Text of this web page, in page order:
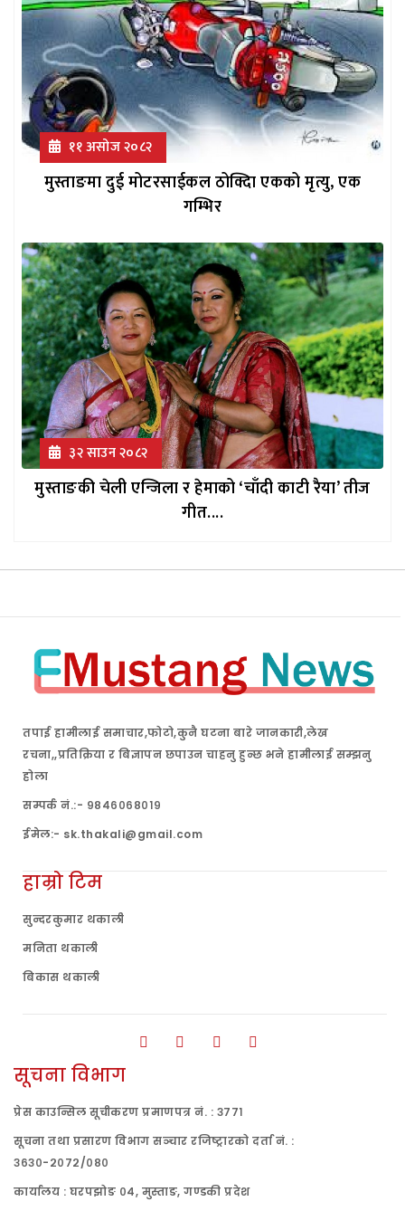
११ असोज २०८२
मुस्ताङमा दुई मोटरसाईकल ठोक्दिा एकको मृत्यु, एक
गम्भिर
३२ साउन २०८२
मुस्ताङकी चेली एन्जिला र हेमाको ‘चाँदी काटी रैया’ तीज
गीत....
तपाई हामीलाई समाचार,फोटो,कुनै घटना बारे जानकारी,लेख
रचना,,प्रतिक्रिया र बिज्ञापन छपाउन चाहनु हुन्छ भने हामीलाई सम्झनु
होला
सम्पर्क नं.:- ९८४६०६८०१९
ईमेल:- sk.thakali@gmail.com
हाम्रो टिम
सुन्दरकुमार थकाली
मनिता थकाली
बिकास थकाली
सूचना विभाग
प्रेस काउन्सिल सूचीकरण प्रमाणपत्र नं. : ३७७१
सूचना तथा प्रसारण विभाग सञ्चार रजिष्ट्रारको दर्ता नं. :
३६३०-२०७२/०८०
कार्यालय : घरपझोङ ०४, मुस्ताङ, गण्डकी प्रदेश